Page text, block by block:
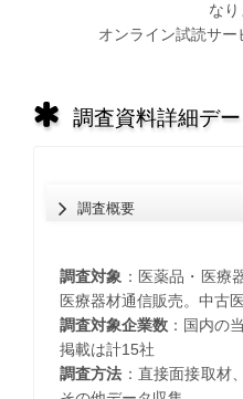
なり
オンライン試読サー
調査資料詳細デー
調査概要
調査対象 ：医薬品・医療
医療器材通信販売。中古
調査対象企業数：国内の
掲載は計15社
調査方法 ：直接面接取材